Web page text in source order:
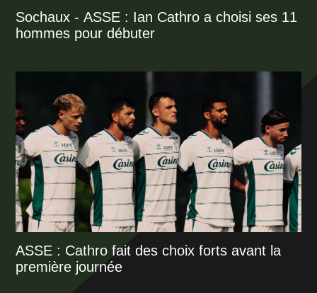
Sochaux - ASSE : Ian Cathro a choisi ses 11
hommes pour débuter
ASSE : Cathro fait des choix forts avant la
première journée